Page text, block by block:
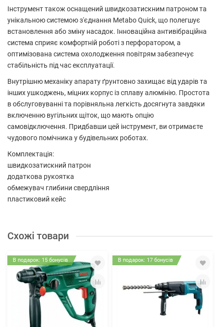
Інструмент також оснащений швидкозатискним патроном та
унікальною системою з'єднання Metabo Quick, що полегшує
встановлення або зміну насадок. Інноваційна антивібраційна
система сприяє комфортній роботі з перфоратором, а
оптимізована система охолодження повітрям забезпечує
стабільність під час експлуатації.
Внутрішню механіку апарату ґрунтовно захищає від ударів та
інших ушкоджень, міцних корпус із сплаву алюмінію. Простота
в обслуговуванні та порівняльна легкість досягнута завдяки
включенню вугільних щіток, що мають опцію
самовідключення. Придбавши цей інструмент, ви отримаєте
чудового помічника у будівельних роботах.
Комплектація:
швидкозатискний патрон
додаткова рукоятка
обмежувач глибини свердління
пластиковий кейс
Схожі товари
В подарок: 15 бонусів В подарок: 17 бонусів